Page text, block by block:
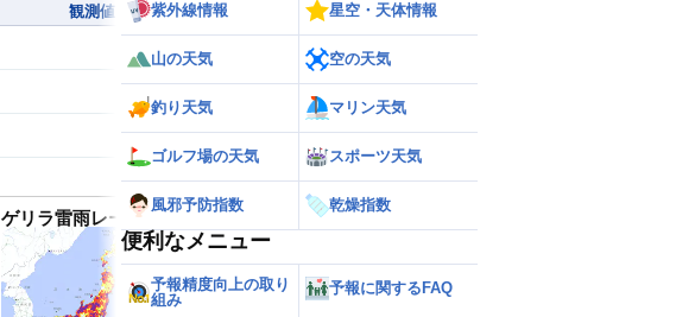
観測値
ゲリラ雷雨レーダー 世界の雨雲レーダー
紫外線情報 星空・天体情報
山の天気 空の天気
釣り天気 マリン天気
ゴルフ場の天気 スポーツ天気
風邪予防指数 乾燥指数
便利なメニュー
予報精度向上の取り
組み
予報に関するFAQ